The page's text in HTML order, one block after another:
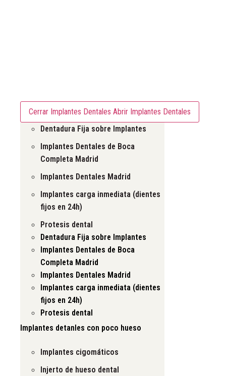
Cerrar Implantes Dentales Abrir Implantes Dentales
Dentadura Fija sobre Implantes
Implantes Dentales de Boca
Completa Madrid
Implantes Dentales Madrid
Implantes carga inmediata (dientes
fijos en 24h)
Protesis dental
Dentadura Fija sobre Implantes
Implantes Dentales de Boca
Completa Madrid
Implantes Dentales Madrid
Implantes carga inmediata (dientes
fijos en 24h)
Protesis dental
Implantes detanles con poco hueso
Implantes cigomáticos
Injerto de hueso dental